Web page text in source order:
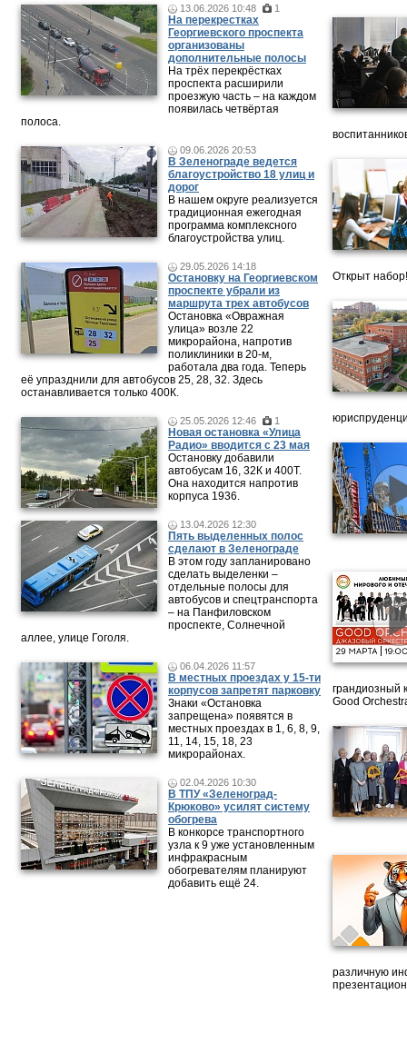
13.06.2026 10:48 1
На перекрестках
Георгиевского проспекта
организованы
дополнительные полосы
На трёх перекрёстках
проспекта расширили
проезжую часть – на каждом
появилась четвёртая
полоса.
09.06.2026 20:53
В Зеленограде ведется
благоустройство 18 улиц и
дорог
В нашем округе реализуется
традиционная ежегодная
программа комплексного
благоустройства улиц.
29.05.2026 14:18
Остановку на Георгиевском
проспекте убрали из
маршрута трех автобусов
Остановка «Овражная
улица» возле 22
микрорайона, напротив
поликлиники в 20-м,
работала два года. Теперь
её упразднили для автобусов 25, 28, 32. Здесь
останавливается только 400К.
25.05.2026 12:46 1
Новая остановка «Улица
Радио» вводится с 23 мая
Остановку добавили
автобусам 16, 32К и 400Т.
Она находится напротив
корпуса 1936.
13.04.2026 12:30
Пять выделенных полос
сделают в Зеленограде
В этом году запланировано
сделать выделенки –
отдельные полосы для
автобусов и спецтранспорта
– на Панфиловском
проспекте, Солнечной
аллее, улице Гоголя.
06.04.2026 11:57
В местных проездах у 15-ти
корпусов запретят парковку
Знаки «Остановка
запрещена» появятся в
местных проездах в 1, 6, 8, 9,
11, 14, 15, 18, 23
микрорайонах.
02.04.2026 10:30
В ТПУ «Зеленоград-
Крюково» усилят систему
обогрева
В конкорсе транспортного
узла к 9 уже установленным
инфракрасным
обогревателям планируют
добавить ещё 24.
Открыт набор!
грандиозный
Good
различную